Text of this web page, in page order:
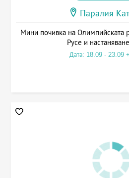
Паралия
Мини почивка на Олимпийската
Русе и
Дата: 18.09 - 23.09